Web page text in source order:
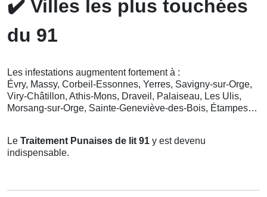
✔️ Villes les plus touchées
du 91
Les infestations augmentent fortement à :
Évry, Massy, Corbeil-Essonnes, Yerres, Savigny-sur-Orge,
Viry-Châtillon, Athis-Mons, Draveil, Palaiseau, Les Ulis,
Morsang-sur-Orge, Sainte-Geneviève-des-Bois, Étampes…
Le Traitement Punaises de lit 91 y est devenu
indispensable.